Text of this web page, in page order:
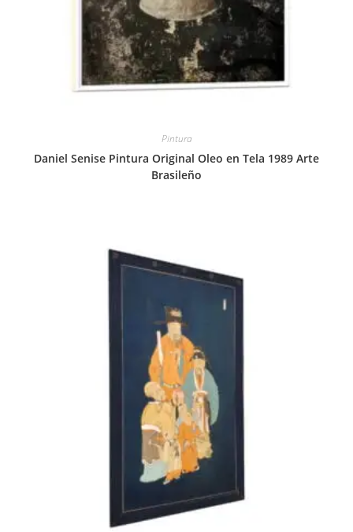
Pintura
Daniel Senise Pintura Original Oleo en Tela 1989 Arte
Brasileño